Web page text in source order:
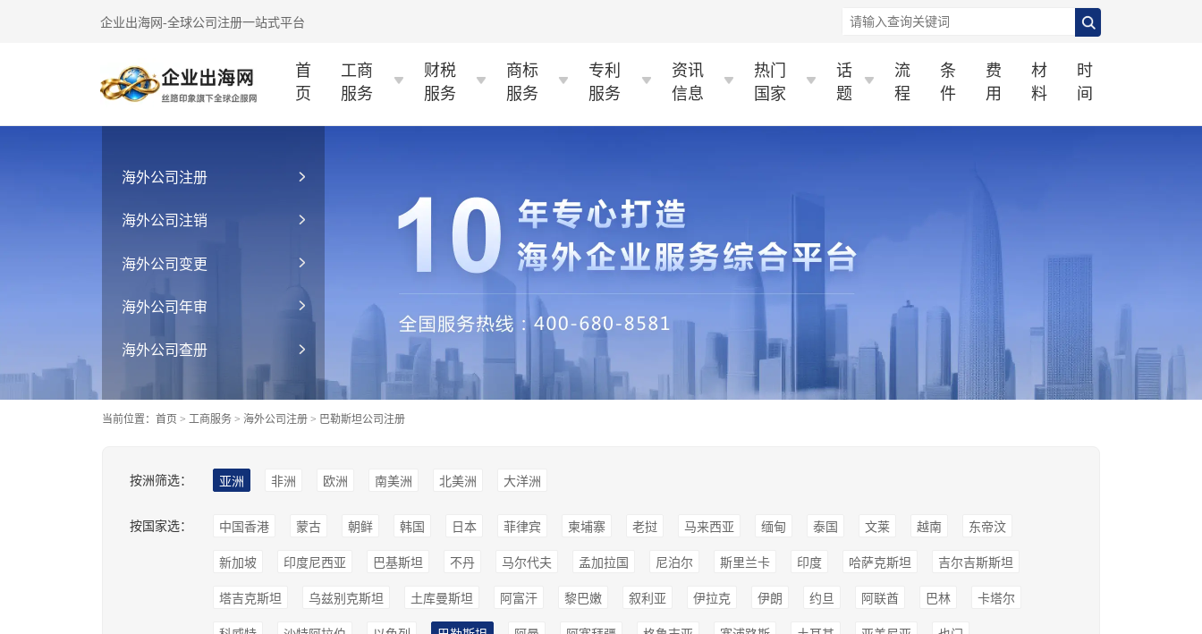
企业出海网-全球公司注册一站式平台
首
页
工商
服务
财税
服务
商标
服务
专利
服务
资讯
信息
热门
国家
话
题
流
程
条
件
费
用
材
料
时
间
海外公司注册
海外公司注销
海外公司变更
海外公司年审
海外公司查册
当前位置： 首页 > 工商服务 > 海外公司注册 > 巴勒斯坦公司注册
按洲筛选： 亚洲 非洲 欧洲 南美洲 北美洲 大洋洲
按国家选： 中国香港 蒙古 朝鲜 韩国 日本 菲律宾 柬埔寨 老挝 马来西亚 缅甸 泰国 文莱 越南 东帝汶
新加坡 印度尼西亚 巴基斯坦 不丹 马尔代夫 孟加拉国 尼泊尔 斯里兰卡 印度 哈萨克斯坦 吉尔吉斯斯坦
塔吉克斯坦 乌兹别克斯坦 土库曼斯坦 阿富汗 黎巴嫩 叙利亚 伊拉克 伊朗 约旦 阿联酋 巴林 卡塔尔